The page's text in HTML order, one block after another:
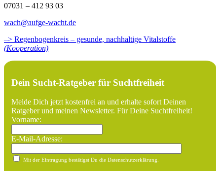
07031 – 412 93 03
wach@aufge-wacht.de
–> Regenbogenkreis – gesunde, nachhaltige Vitalstoffe
(Kooperation)
Dein Sucht-Ratgeber für Suchtfreiheit
Melde Dich jetzt kostenfrei an und erhalte sofort Deinen
Ratgeber und meinen Newsletter. Für Deine Suchtfreiheit!
Vorname:
E-Mail-Adresse:
Mit der Eintragung bestätigst Du die Datenschutzerklärung.